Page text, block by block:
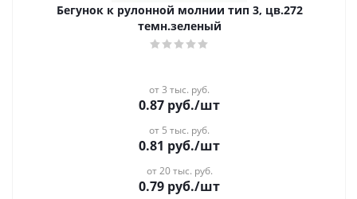
Бегунок к рулонной молнии тип 3, цв.272
темн.зеленый
от 3 тыс. руб.
0.87 руб./шт
от 5 тыс. руб.
0.81 руб./шт
от 20 тыс. руб.
0.79 руб./шт